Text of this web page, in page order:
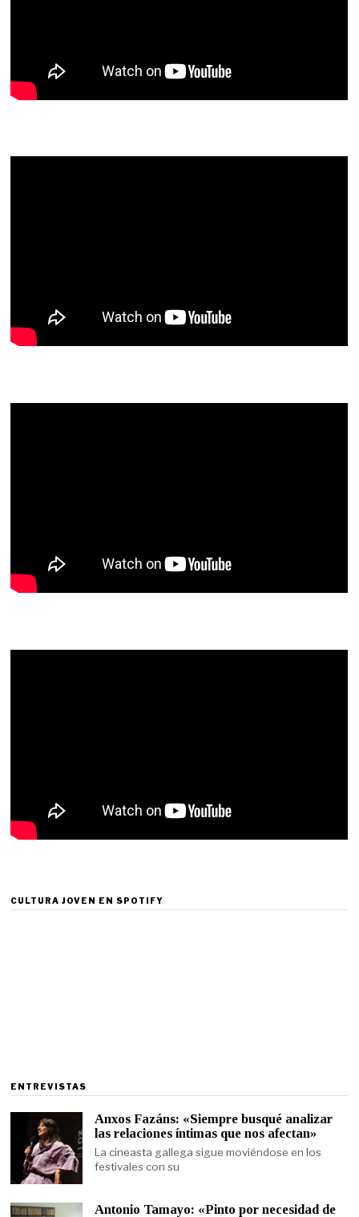
CULTURA JOVEN EN SPOTIFY
ENTREVISTAS
Anxos Fazáns: «Siempre busqué analizar
las relaciones íntimas que nos afectan»
La cineasta gallega sigue moviéndose en los
festivales con su
Antonio Tamayo: «Pinto por necesidad de